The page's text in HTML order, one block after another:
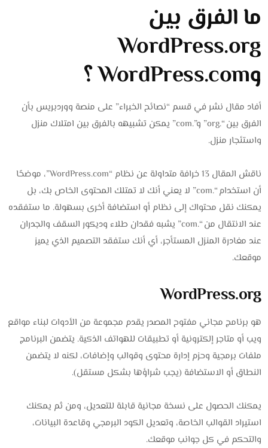
ما الفرق بين
WordPress.org
وWordPress.com ؟
أفاد مقال نشر في قسم “نصائح الخبراء” على منصة ووردبريس بأن
الفرق بين “.org” و”.com” يمكن تشبيهه بالفرق بين امتلاك منزل
واستئجار منزل.
ناقش المقال 13 خرافة متداولة عن نظام “WordPress.com”، موضحًا
أن استخدام “.com” لا يعني أنك لا تمتلك المحتوى الخاص بك، بل
يمكنك نقل محتواك إلى نظام أو استضافة أخرى بسهولة. ما ستفقده
عند الانتقال من “.com” يشبه فقدان طلاء وديكور السقف والجدران
عند مغادرة المنزل المستأجر، أي أنك ستفقد التصميم الذي يميز
موقعك.
WordPress.org
هو برنامج مجاني مفتوح المصدر يقدم مجموعة من الأدوات لبناء مواقع
ويب أو متاجر إلكترونية أو تطبيقات للهواتف الذكية. يتضمن البرنامج
ملفات برمجية وحزم إدارة محتوى وقوالب وإضافات، لكنه لا يتضمن
النطاق أو الاستضافة (يجب شراؤها بشكل مستقل).
يمكنك الحصول على نسخة مجانية قابلة للتعديل، ومن ثم يمكنك
استيراد القوالب الخاصة، وتعديل الكود البرمجي وقاعدة البيانات،
والتحكم في كل جوانب موقعك.